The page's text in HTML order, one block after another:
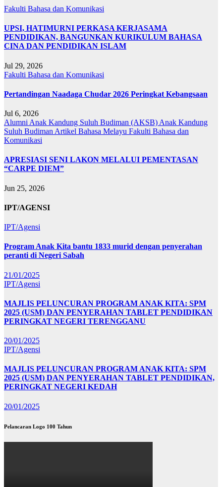
Fakulti Bahasa dan Komunikasi
UPSI, HATIMURNI PERKASA KERJASAMA
PENDIDIKAN, BANGUNKAN KURIKULUM BAHASA
CINA DAN PENDIDIKAN ISLAM
Jul 29, 2026
Fakulti Bahasa dan Komunikasi
Pertandingan Naadaga Chudar 2026 Peringkat Kebangsaan
Jul 6, 2026
Alumni Anak Kandung Suluh Budiman (AKSB) Anak Kandung
Suluh Budiman Artikel Bahasa Melayu Fakulti Bahasa dan
Komunikasi
APRESIASI SENI LAKON MELALUI PEMENTASAN
“CARPE DIEM”
Jun 25, 2026
IPT/AGENSI
IPT/Agensi
Program Anak Kita bantu 1833 murid dengan penyerahan
peranti di Negeri Sabah
21/01/2025
IPT/Agensi
MAJLIS PELUNCURAN PROGRAM ANAK KITA: SPM
2025 (USM) DAN PENYERAHAN TABLET PENDIDIKAN
PERINGKAT NEGERI TERENGGANU
20/01/2025
IPT/Agensi
MAJLIS PELUNCURAN PROGRAM ANAK KITA: SPM
2025 (USM) DAN PENYERAHAN TABLET PENDIDIKAN,
PERINGKAT NEGERI KEDAH
20/01/2025
Pelancaran Logo 100 Tahun